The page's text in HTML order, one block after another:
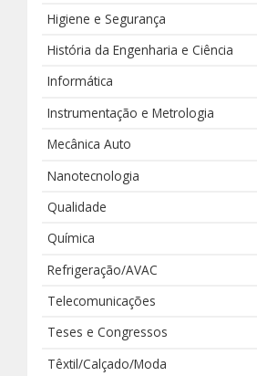
Higiene e Segurança
História da Engenharia e Ciência
Informática
Instrumentação e Metrologia
Mecânica Auto
Nanotecnologia
Qualidade
Química
Refrigeração/AVAC
Telecomunicações
Teses e Congressos
Têxtil/Calçado/Moda